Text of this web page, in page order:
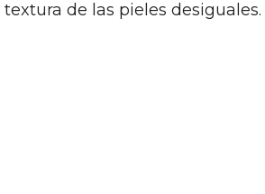
de las pieles desiguales.